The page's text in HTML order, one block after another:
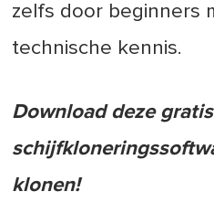
zelfs door beginners
technische kennis.
Download deze gratis
klonen!